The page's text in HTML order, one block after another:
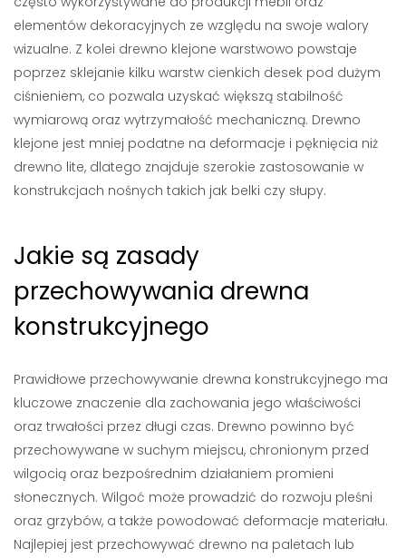
elementów dekoracyjnych ze względu na swoje walory
wizualne. Z kolei drewno klejone warstwowo powstaje
poprzez sklejanie kilku warstw cienkich desek pod dużym
ciśnieniem, co pozwala uzyskać większą stabilność
wymiarową oraz wytrzymałość mechaniczną. Drewno
klejone jest mniej podatne na deformacje i pęknięcia niż
drewno lite, dlatego znajduje szerokie zastosowanie w
konstrukcjach nośnych takich jak belki czy słupy.
Jakie są zasady
przechowywania drewna
konstrukcyjnego
Prawidłowe przechowywanie drewna konstrukcyjnego ma
kluczowe znaczenie dla zachowania jego właściwości
oraz trwałości przez długi czas. Drewno powinno być
przechowywane w suchym miejscu, chronionym przed
wilgocią oraz bezpośrednim działaniem promieni
słonecznych. Wilgoć może prowadzić do rozwoju pleśni
oraz grzybów, a także powodować deformacje materiału.
Najlepiej jest przechowywać drewno na paletach lub